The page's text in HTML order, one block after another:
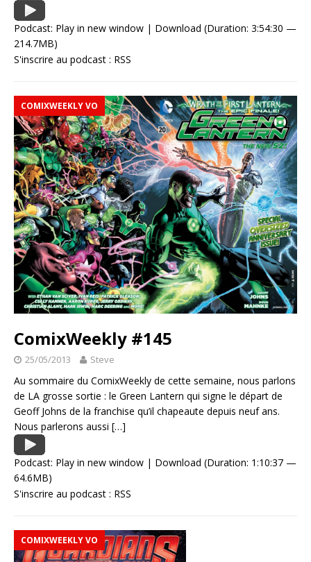
Podcast: Play in new window | Download (Duration: 3:54:30 —
214.7MB)
S'inscrire au podcast : RSS
COMIXWEEKLY VO
ComixWeekly #145
25/05/2013 Steve
Au sommaire du ComixWeekly de cette semaine, nous parlons
de LA grosse sortie : le Green Lantern qui signe le départ de
Geoff Johns de la franchise qu’il chapeaute depuis neuf ans.
Nous parlerons aussi […]
Podcast: Play in new window | Download (Duration: 1:10:37 —
64.6MB)
S'inscrire au podcast : RSS
COMIXWEEKLY VO